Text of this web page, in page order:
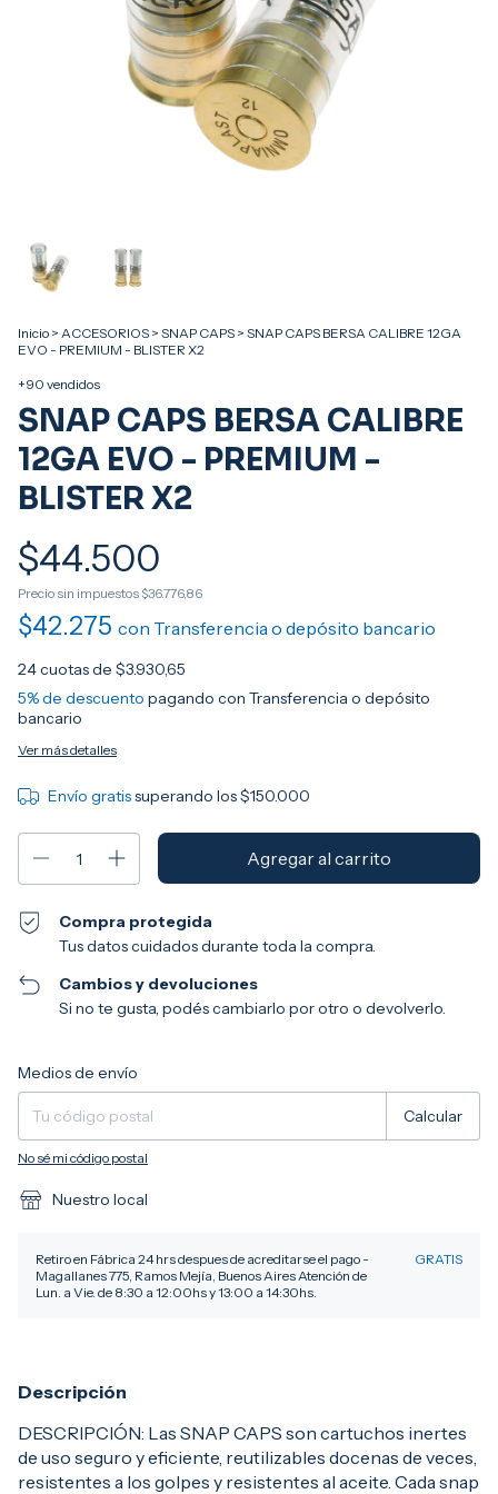
Inicio > ACCESORIOS > SNAP CAPS > SNAP CAPS BERSA CALIBRE 12GA
EVO - PREMIUM - BLISTER X2
+90 vendidos
SNAP CAPS BERSA CALIBRE
12GA EVO - PREMIUM -
BLISTER X2
$44.500
Precio sin impuestos$36.776,86
$42.275 con Transferencia o depósito bancario
24cuotas de $3.930,65
5% de descuento pagando con Transferencia o depósito
bancario
Ver más detalles
Envío gratissuperando los$150.000
Compra protegida
Tus datos cuidados durante toda la compra.
Cambios y devoluciones
Si no te gusta, podés cambiarlo por otro o devolverlo.
Entregas para el CP:
Medios de envío
Calcular
No sé mi código postal
Nuestro local
Retiro en Fábrica 24 hrs despues de acreditarse el pago -
Magallanes 775, Ramos Mejía, Buenos Aires Atención de
Lun. a Vie. de 8:30 a 12:00hs y 13:00 a 14:30hs.
GRATIS
Descripción
DESCRIPCIÓN: Las SNAP CAPS son cartuchos inertes
de uso seguro y eficiente, reutilizables docenas de veces,
resistentes a los golpes y resistentes al aceite. Cada snap